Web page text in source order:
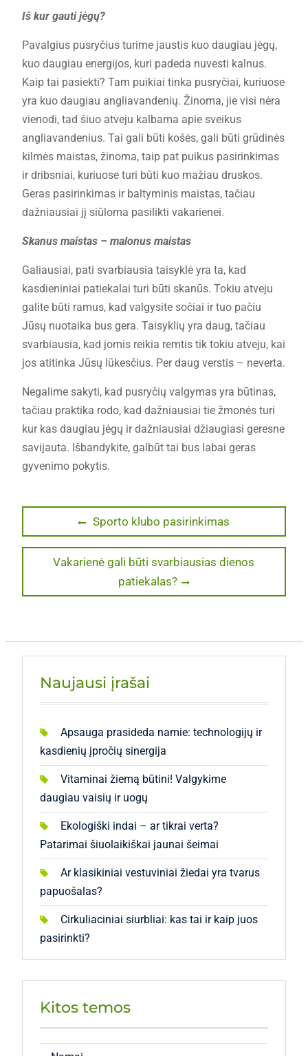
Iš kur gauti jėgų?
Pavalgius pusryčius turime jaustis kuo daugiau jėgų,
kuo daugiau energijos, kuri padeda nuvesti kalnus.
Kaip tai pasiekti? Tam puikiai tinka pusryčiai, kuriuose
yra kuo daugiau angliavandenių. Žinoma, jie visi nėra
vienodi, tad šiuo atveju kalbama apie sveikus
angliavandenius. Tai gali būti košės, gali būti grūdinės
kilmės maistas, žinoma, taip pat puikus pasirinkimas
ir dribsniai, kuriuose turi būti kuo mažiau druskos.
Geras pasirinkimas ir baltyminis maistas, tačiau
dažniausiai jį siūloma pasilikti vakarienei.
Skanus maistas – malonus maistas
Galiausiai, pati svarbiausia taisyklė yra ta, kad
kasdieniniai patiekalai turi būti skanūs. Tokiu atveju
galite būti ramus, kad valgysite sočiai ir tuo pačiu
Jūsų nuotaika bus gera. Taisyklių yra daug, tačiau
svarbiausia, kad jomis reikia remtis tik tokiu atveju, kai
jos atitinka Jūsų lūkesčius. Per daug verstis – neverta.
Negalime sakyti, kad pusryčių valgymas yra būtinas,
tačiau praktika rodo, kad dažniausiai tie žmonės turi
kur kas daugiau jėgų ir dažniausiai džiaugiasi geresne
savijauta. Išbandykite, galbūt tai bus labai geras
gyvenimo pokytis.
Navigacija
tarp
įrašų
Previous
post:
Sporto klubo pasirinkimas
Next
Vakarienė gali būti svarbiausias dienos
patiekalas?
Naujausi įrašai
Apsauga prasideda namie: technologijų ir
kasdienių įpročių sinergija
Vitaminai žiemą būtini! Valgykime
daugiau vaisių ir uogų
Ekologiški indai – ar tikrai verta?
Patarimai šiuolaikiškai jaunai šeimai
Ar klasikiniai vestuviniai žiedai yra tvarus
papuošalas?
Cirkuliaciniai siurbliai: kas tai ir kaip juos
pasirinkti?
Kitos temos